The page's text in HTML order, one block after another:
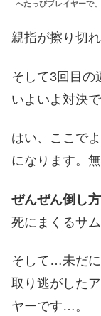
へたっぴプレイヤーで
親指が擦り切
そして3回目の
いよいよ対決で
はい、ここで
になります。無
ぜんぜん倒し
死にまくるサム
そして…未だ
取り逃がした
ヤーです…。